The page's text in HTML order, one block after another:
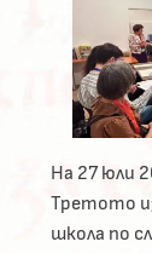
На 27 юли
Третото
школа по